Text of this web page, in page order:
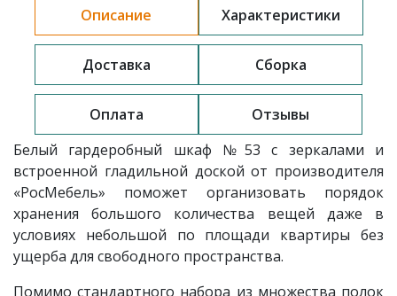
Описание Характеристики
Доставка Сборка
Оплата
Отзывы
Белый гардеробный шкаф №53с зеркалами и
встроенной гладильной доской от производителя
«РосМебель» поможет организовать порядок
хранения большого количества вещей даже в
условиях небольшой по площади квартиры без
ущерба для свободного пространства.
Помимо стандартного набора из множества полок